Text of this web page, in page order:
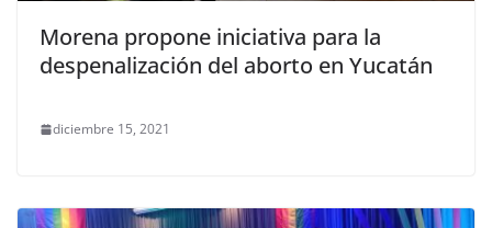
Morena propone iniciativa para la
despenalización del aborto en Yucatán
diciembre 15, 2021